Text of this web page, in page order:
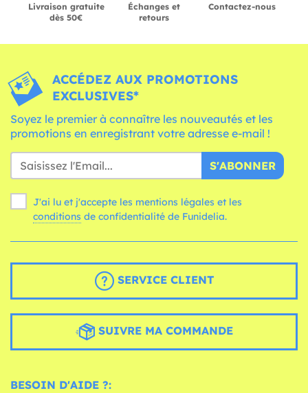
Livraison gratuite
dès 50€
Échanges et
retours
Contactez-nous
ACCÉDEZ AUX PROMOTIONS
EXCLUSIVES*
Soyez le premier à connaître les nouveautés et les
promotions en enregistrant votre adresse e-mail !
S'ABONNER
J'ai lu et j'accepte les mentions légales et les
conditions de confidentialité de Funidelia.
SERVICE CLIENT
SUIVRE MA COMMANDE
BESOIN D'AIDE ?: